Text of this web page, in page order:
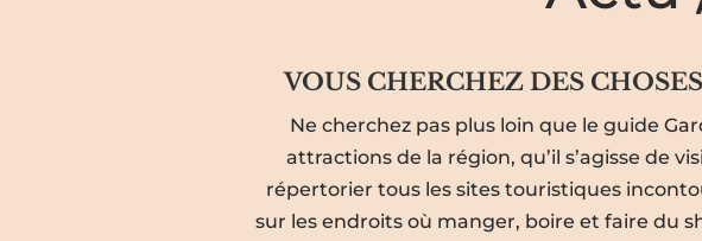
VOUS CHERCHEZ DES
Ne cherchez pas plus loin que le guide
attractions de la région, qu’il s’agisse de
répertorier tous les sites touristiques
sur les endroits où manger, boire et faire du